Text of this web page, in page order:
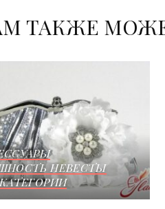
ТАКЖЕ
НЕВЕСТЫ